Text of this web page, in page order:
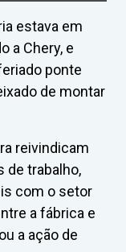
estava em
a Chery, e
ponte
de montar
reivindicam
de trabalho,
com o setor
a fábrica e
a ação de